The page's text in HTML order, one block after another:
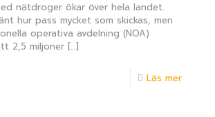
nätdroger ökar över hela landet.
hur pass mycket som skickas, men
operativa avdelning (NOA)
2,5 miljoner […]
Läs mer